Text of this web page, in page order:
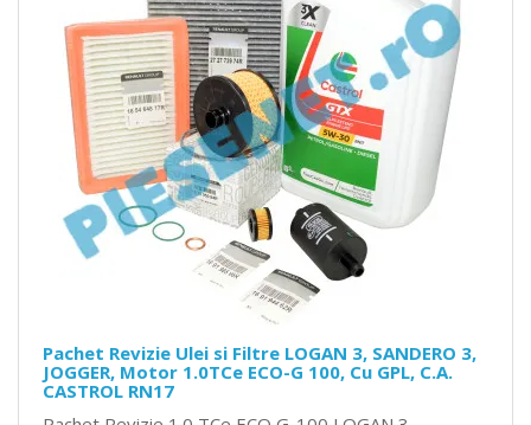
Pachet Revizie Ulei si Filtre LOGAN 3, SANDERO 3,
JOGGER, Motor 1.0TCe ECO-G 100, Cu GPL, C.A.
CASTROL RN17